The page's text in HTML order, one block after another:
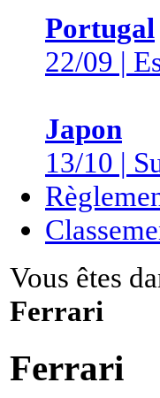
Portugal
22/09 |
Japon
13/10 |
Vous êtes
Ferrari
Ferrari